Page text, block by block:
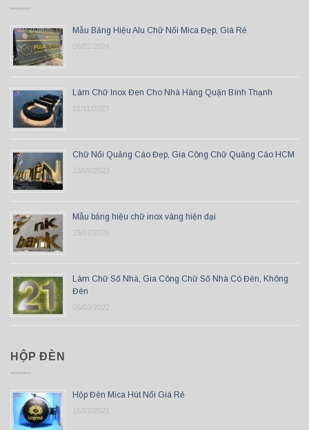
Mẫu Bảng Hiệu Alu Chữ Nổi Mica Đẹp, Giá Rẻ
06/01/2024
Làm Chữ Inox Đen Cho Nhà Hàng Quận Bình Thạnh
21/11/2023
Chữ Nổi Quảng Cáo Đẹp, Gia Công Chữ Quảng Cáo HCM
23/09/2023
Mẫu bảng hiệu chữ inox vàng hiện đại
29/07/2026
Làm Chữ Số Nhà, Gia Công Chữ Số Nhà Có Đèn, Không
Đèn
05/03/2022
HỘP ĐÈN
Hộp Đèn Mica Hút Nổi Giá Rẻ
15/07/2021